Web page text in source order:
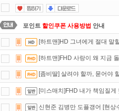
포인트 할인쿠폰 사용방법 안내
스마트TV로 투디스크영화,드라마,
출석체크 이벤트!매일매일출석체
자녀보호기능
댓글만 잘써도무료 포인트를 드립
[하트맨]HD 그녀에게 절대 말
[하트맨]FHD 사랑이 왜 지금
[좀비딸] 살려야 할까, 묻어야
[미스매치]FHD 내가 책임질게
신현준 김병만 도플갱어 [현상